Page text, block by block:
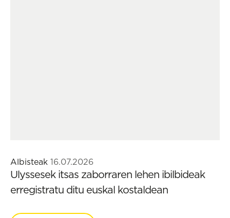
Albisteak 16.07.2026
Ulyssesek itsas zaborraren lehen ibilbideak
erregistratu ditu euskal kostaldean